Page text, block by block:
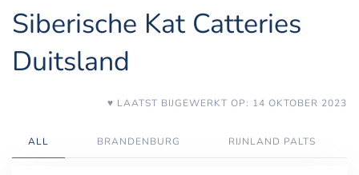
Siberische Kat Catteries
Duitsland
♥ LAATST BIJGEWERKT OP: 14 OKTOBER 2023
ALL BRANDENBURG RIJNLAND PALTS